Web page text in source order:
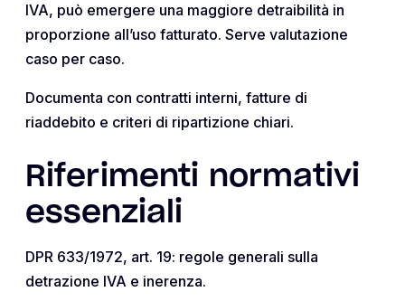
IVA, può emergere una maggiore detraibilità in
proporzione all’uso fatturato. Serve valutazione
caso per caso.
Documenta con contratti interni, fatture di
riaddebito e criteri di ripartizione chiari.
Riferimenti normativi
essenziali
DPR 633/1972, art. 19: regole generali sulla
detrazione IVA e inerenza.